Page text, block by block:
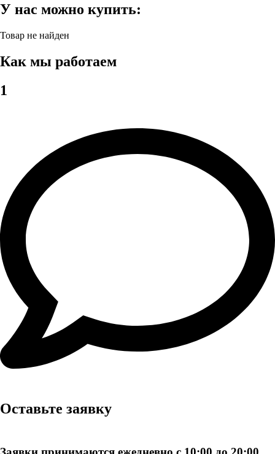
У нас можно купить:
Товар не найден
Как мы работаем
1
Оставьте заявку